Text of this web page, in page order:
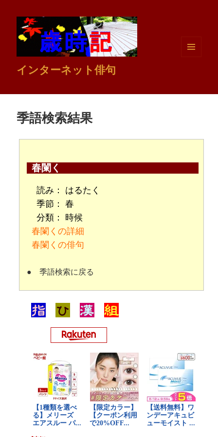
インターネット俳句
季語検索結果
春闌く
読み：
はるたく
季節：
春
分類：
時候
春闌くの詳細
春闌くの俳句
●季語検索に戻る